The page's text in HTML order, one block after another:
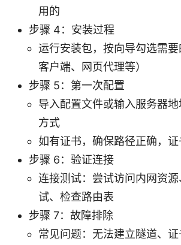
用的
步骤 4：安装过程
运行安装包，按向导勾选需
客户端、网页代理等）
步骤 5：第一次配置
导入配置文件或输入服务器
方式
如有证书，确保路径正确，证
步骤 6：验证连接
连接测试：尝试访问内网资
试、检查路由表
步骤 7：故障排除
常见问题：无法建立隧道、